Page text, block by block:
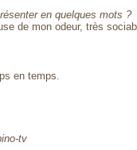
en quelques mots ?
de mon odeur, très
en temps.
tv